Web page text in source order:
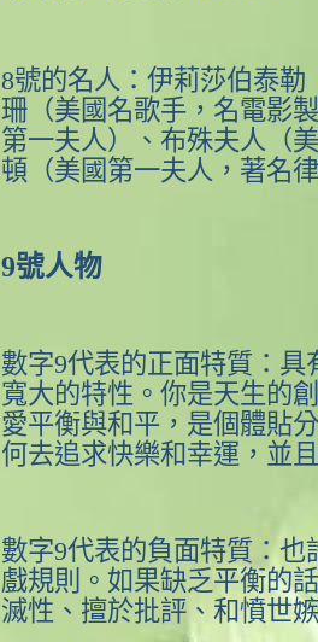
8號的名人：伊莉莎伯泰
珊（美國名歌手，名電影
第一夫人）、布殊夫人（
頓（美國第一夫人，著名
9號人物
數字9代表的正面特質：具
寬大的特性。你是天生的
愛平衡與和平，是個體貼
何去追求快樂和幸運，並
數字9代表的負面特質：也
戲規則。如果缺乏平衡的
滅性、擅於批評、和憤世